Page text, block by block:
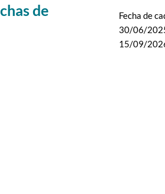
de
Fecha de
30/06/
15/09/